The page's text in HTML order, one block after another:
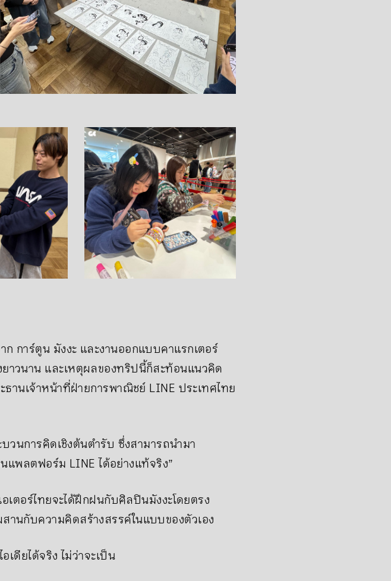
การ์ตูน มังงะ และงานออกแบบคาแรกเตอร์
วนาน และเหตุผลของทริปนี้ก็สะท้อนแนวคิด
านเจ้าหน้าที่ฝ่ายการพาณิชย์ LINE ประเทศไทย
วนการคิดเชิงต้นตำรับ ซึ่งสามารถนำมา
พลตฟอร์ม LINE ได้อย่างแท้จริง”
เตอร์ไทยจะได้ฝึกฝนกับศิลปินมังงะโดยตรง
นกับความคิดสร้างสรรค์ในแบบของตัวเอง
ดียได้จริง ไม่ว่าจะเป็น